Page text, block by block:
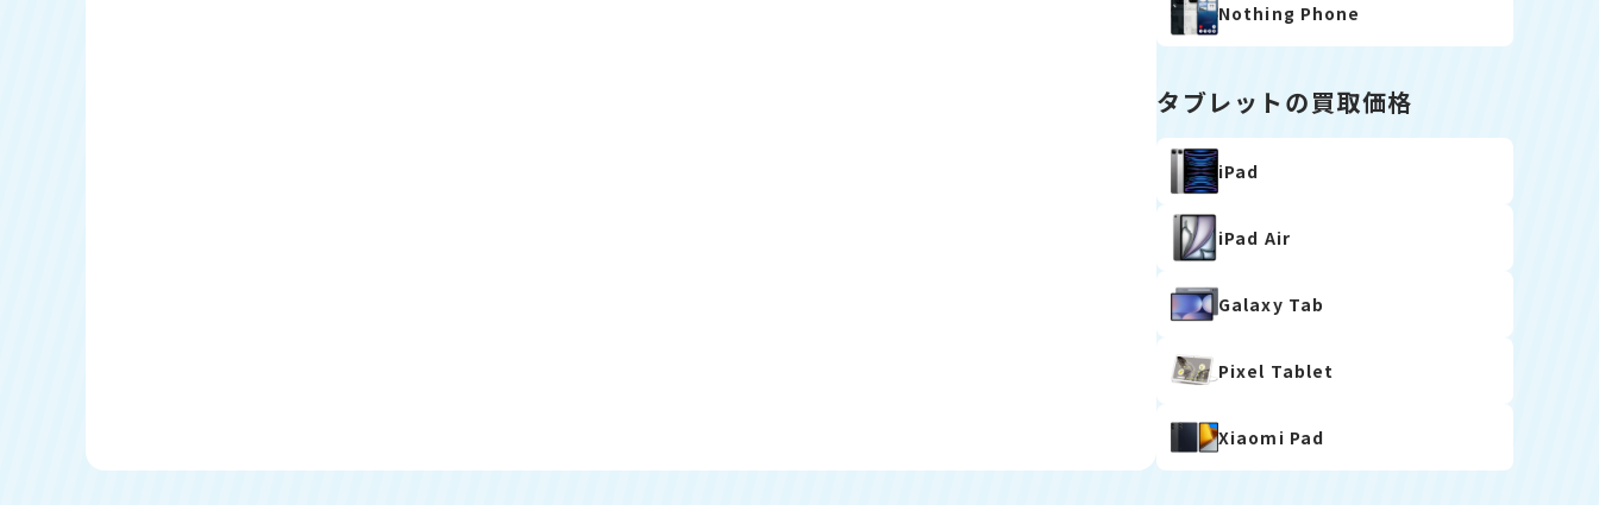
Nothing Phone
タブレットの買取価格
iPad
iPad Air
Galaxy Tab
Pixel Tablet
Xiaomi Pad